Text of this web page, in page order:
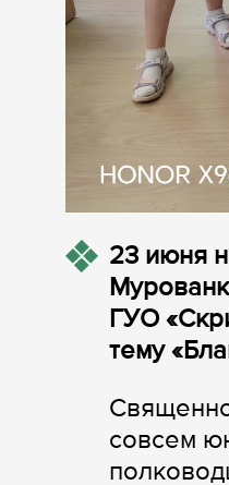
23 июня
ГУО
тему
совсем